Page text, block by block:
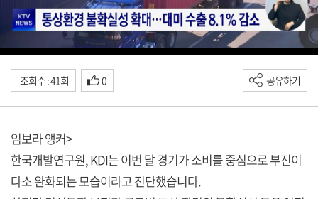
조회수 : 41회 0 공유하기
임보라 앵커>
한국개발연구원, KDI는 이번 달 경기가 소비를 중심으로 부진이
다소 완화되는 모습이라고 진단했습니다.